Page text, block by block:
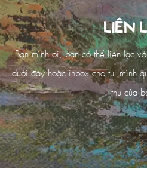
Liên
Bạn mình ơi, bạn có thể liên lạc
dưới đây hoặc inbox cho tụi mình qua
thư của